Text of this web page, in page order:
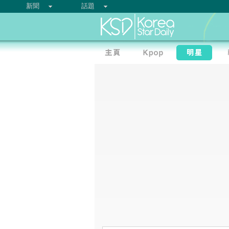
新聞 話題